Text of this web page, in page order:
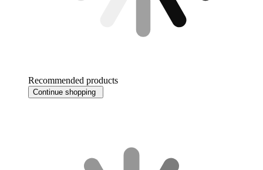
Recommended products
Continue shopping